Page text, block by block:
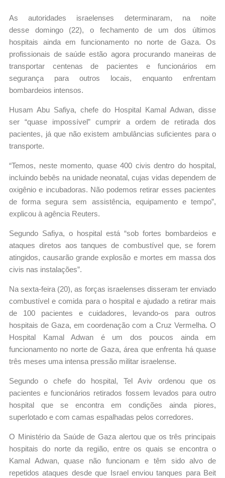
As autoridades israelenses determinaram, na noite
desse domingo (22), o fechamento de um dos últimos
hospitais ainda em funcionamento no norte de Gaza. Os
profissionais de saúde estão agora procurando maneiras de
transportar centenas de pacientes e funcionários em
segurança para outros locais, enquanto enfrentam
bombardeios intensos.
Husam Abu Safiya, chefe do Hospital Kamal Adwan, disse
ser “quase impossível” cumprir a ordem de retirada dos
pacientes, já que não existem ambulâncias suficientes para o
transporte.
“Temos, neste momento, quase 400 civis dentro do hospital,
incluindo bebês na unidade neonatal, cujas vidas dependem de
oxigênio e incubadoras. Não podemos retirar esses pacientes
de forma segura sem assistência, equipamento e tempo”,
explicou à agência Reuters.
Segundo Safiya, o hospital está “sob fortes bombardeios e
ataques diretos aos tanques de combustível que, se forem
atingidos, causarão grande explosão e mortes em massa dos
civis nas instalações”.
Na sexta-feira (20), as forças israelenses disseram ter enviado
combustível e comida para o hospital e ajudado a retirar mais
de 100 pacientes e cuidadores, levando-os para outros
hospitais de Gaza, em coordenação com a Cruz Vermelha. O
Hospital Kamal Adwan é um dos poucos ainda em
funcionamento no norte de Gaza, área que enfrenta há quase
três meses uma intensa pressão militar israelense.
Segundo o chefe do hospital, Tel Aviv ordenou que os
pacientes e funcionários retirados fossem levados para outro
hospital que se encontra em condições ainda piores,
superlotado e com camas espalhadas pelos corredores.
O Ministério da Saúde de Gaza alertou que os três principais
hospitais do norte da região, entre os quais se encontra o
Kamal Adwan, quase não funcionam e têm sido alvo de
repetidos ataques desde que Israel enviou tanques para Beit